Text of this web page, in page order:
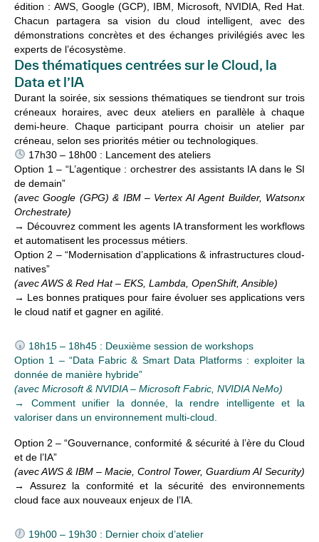
édition : AWS, Google (GCP), IBM, Microsoft, NVIDIA, Red Hat
Chacun partagera sa vision ducloud intelligent , avec des
démonstrations concrètes et des échanges privilégiés avec les
experts de l’écosystème.
Des thématiques centrées sur le Cloud, la
Data et l’IA
Durant la soirée,six sessions thématiquesse tiendront sur trois
créneaux horaires, avec deux ateliers en parallèle à chaque
demi-heure . Chaque participant pourra choisir un atelier par
créneau , selon ses priorités métier ou technologiques.
17h30 – 18h00 : Lancement des ateliers
Option 1 – “L’agentique : orchestrer des assistants IA dans le SI
de demain”
(avec Google (GPG) & IBM – Vertex AI Agent Builder, Watsonx
Orchestrate)
→ Découvrez comment les agents IA transforment les workflows
et automatisent les processus métiers.
Option 2 – “Modernisation d’applications & infrastructures cloud-
natives”
(avec AWS & Red Hat – EKS, Lambda, OpenShift, Ansible)
→ Les bonnes pratiques pour faire évoluer ses applications vers
le cloud natif et gagner en agilité.
18h15 – 18h45 : Deuxième session de workshops
Option 1 – “Data Fabric & Smart Data Platforms : exploiter la
donnée de manière hybride”
(avec Microsoft & NVIDIA – Microsoft Fabric, NVIDIA NeMo)
→ Comment unifier la donnée, la rendre intelligente et la
valoriser dans un environnement multi-cloud.
Option 2 – “Gouvernance, conformité & sécurité à l’ère du Cloud
et de l’IA”
(avec AWS & IBM – Macie, Control Tower, Guardium AI Security)
→ Assurez la conformité et la sécurité des environnements
cloud face aux nouveaux enjeux de l’IA.
19h00 – 19h30 : Dernier choix d’atelier